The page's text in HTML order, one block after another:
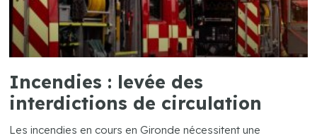
Incendies : levée des
interdictions de circulation
Les incendies en cours en Gironde nécessitent une